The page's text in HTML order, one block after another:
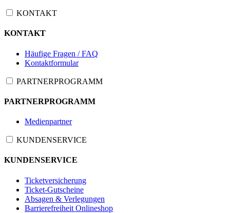
KONTAKT
KONTAKT
Häufige Fragen / FAQ
Kontaktformular
PARTNERPROGRAMM
PARTNERPROGRAMM
Medienpartner
KUNDENSERVICE
KUNDENSERVICE
Ticketversicherung
Ticket-Gutscheine
Absagen & Verlegungen
Barrierefreiheit Onlineshop